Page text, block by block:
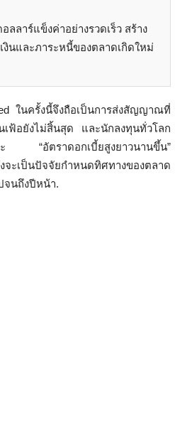
อลลาร์แข็งค่าอย่างรวดเร็ว สร้าง
นและภาระหนี้ของตลาดเกิดใหม่
ในครั้งนี้จึงถือเป็นการส่งสัญญาณที่
เฟ้อยังไม่สิ้นสุด และนักลงทุนทั่วโลก
วะ “อัตราดอกเบี้ยสูงยาวนานขึ้น”
จะเป็นปัจจัยกำหนดทิศทางของตลาด
จนถึงปีหน้า.